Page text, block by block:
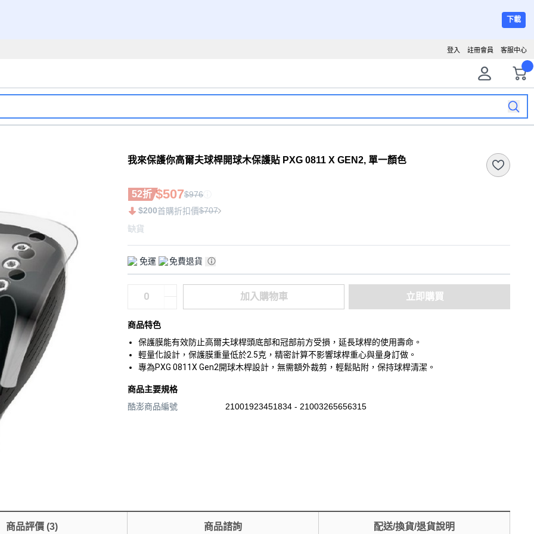
下載
客服中心
註冊會員
登入
我來保護你高爾夫球桿開球木保護貼 PXG 0811 X GEN2, 單一顏色
52折 $507$976
$200首購折扣價$707
缺貨
免運 免費退貨
加入購物車 立即購買
商品特色
保護膜能有效防止高爾夫球桿頭底部和冠部前方受損，延長球桿的使用壽命。
輕量化設計，保護膜重量低於2.5克，精密計算不影響球桿重心與量身訂做。
專為PXG 0811X Gen2開球木桿設計，無需額外裁剪，輕鬆貼附，保持球桿清潔。
商品主要規格
酷澎商品編號
21001923451834 - 21003265656315
商品評價(3) 商品諮詢 配送/換貨/退貨說明